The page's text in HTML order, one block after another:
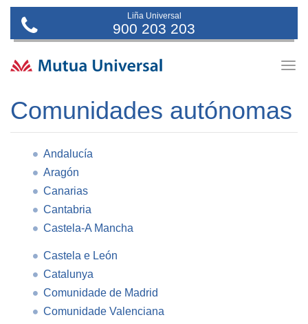
Liña Universal
900 203 203
Comunidades autónomas
Andalucía
Aragón
Canarias
Cantabria
Castela-A Mancha
Castela e León
Catalunya
Comunidade de Madrid
Comunidade Valenciana